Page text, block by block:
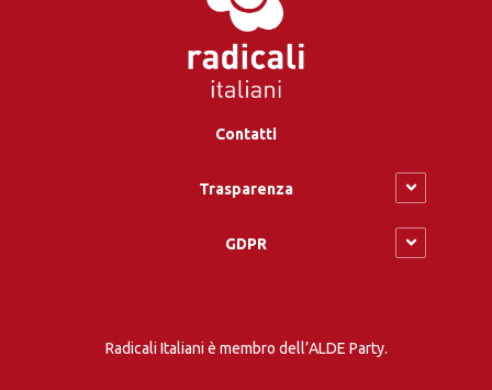
Contatti
Trasparenza
GDPR
Radicali Italiani è membro dell’ALDE Party.